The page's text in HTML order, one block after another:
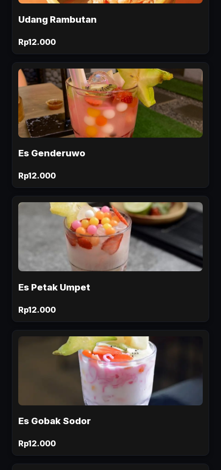
Udang Rambutan
Rp12.000
Es Genderuwo
Rp12.000
Es Petak Umpet
Rp12.000
Es Gobak Sodor
Rp12.000